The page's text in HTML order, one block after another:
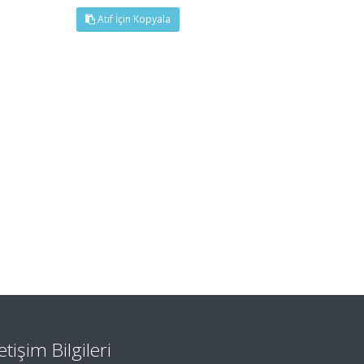
Atıf İçin Kopyala
Bilgileri